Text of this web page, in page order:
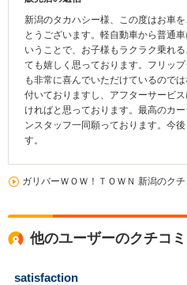
新潟のタカハシー様、この度はお車
とうございます。軽自動車から普通
いうことで、お子様もラクラク乗れ
ても嬉しく思っております。フリッ
も非常に喜んでいただけているので
付いておりますし、アフターサービ
ければと思っております。最高のカ
ンスタッフ一同願っております。今
す。
ガリバーＷＯＷ！ＴＯＷＮ 新潟のク
他のユーザーのクチコミ
satisfaction